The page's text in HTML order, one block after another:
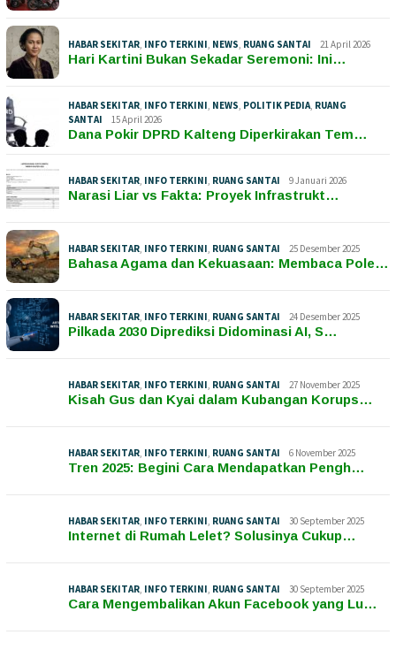
HABAR SEKITAR, INFO TERKINI, NEWS, RUANG SANTAI 21 April 2026
Hari Kartini Bukan Sekadar Seremoni: Ini…
HABAR SEKITAR, INFO TERKINI, NEWS, POLITIK PEDIA, RUANG
SANTAI
15 April 2026
Dana Pokir DPRD Kalteng Diperkirakan Tem…
HABAR SEKITAR, INFO TERKINI, RUANG SANTAI 9 Januari 2026
Narasi Liar vs Fakta: Proyek Infrastrukt…
HABAR SEKITAR, INFO TERKINI, RUANG SANTAI 25 Desember 2025
Bahasa Agama dan Kekuasaan: Membaca Pole…
HABAR SEKITAR, INFO TERKINI, RUANG SANTAI 24 Desember 2025
Pilkada 2030 Diprediksi Didominasi AI, S…
HABAR SEKITAR, INFO TERKINI, RUANG SANTAI 27 November 2025
Kisah Gus dan Kyai dalam Kubangan Korups…
HABAR SEKITAR, INFO TERKINI, RUANG SANTAI 6 November 2025
Tren 2025: Begini Cara Mendapatkan Pengh…
HABAR SEKITAR, INFO TERKINI, RUANG SANTAI 30 September 2025
Internet di Rumah Lelet? Solusinya Cukup…
HABAR SEKITAR, INFO TERKINI, RUANG SANTAI 30 September 2025
Cara Mengembalikan Akun Facebook yang Lu…